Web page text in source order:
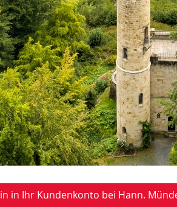
in Ihr Kundenkonto bei Hann.